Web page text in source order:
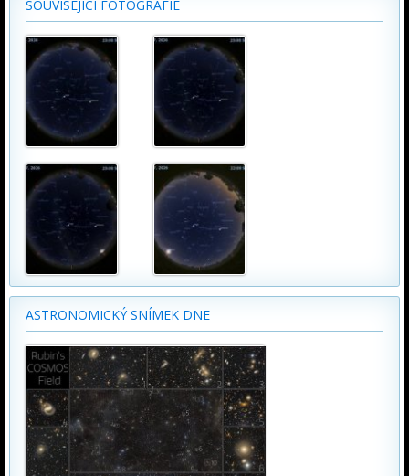
SOUVISEJÍCÍ FOTOGRAFIE
ASTRONOMICKÝ SNÍMEK DNE